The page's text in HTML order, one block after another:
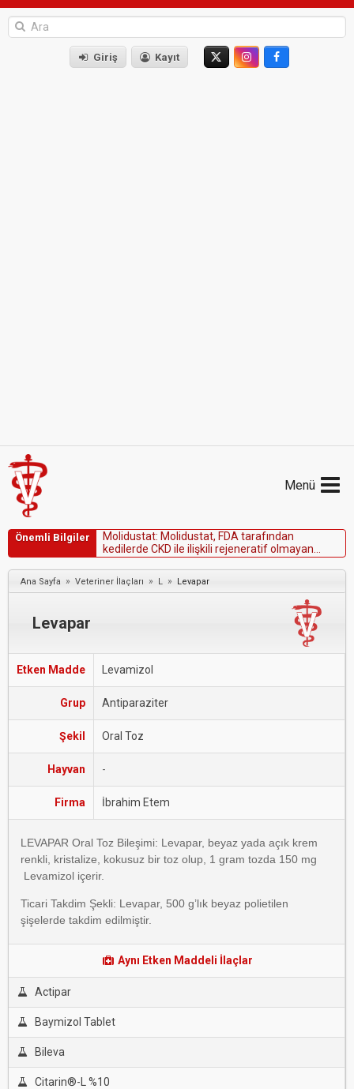
Giriş Kayıt
Menü
Önemli Bilgiler Mo idustat: Mo idustat, FDA tarafından
kedi erde CKD i e i işki i rejeneratifo mayan
anemininkontrolüiçinkoşulluolarak
onaylanmıştır.
Ana Sayfa » Veteriner İlaçları » L » Levapar
Levapar
Etken Madde Levamizol
Grup Antiparaziter
Şekil Oral Toz
Hayvan -
Firma İbrahim Etem
LEVAPAR Oral Toz Bileşimi: Levapar, beyaz yada açık krem
renkli, kristalize, kokusuz bir toz olup, 1 gram tozda 150 mg
Levamizol içerir.
Ticari Takdim Şekli: Levapar, 500 g’lık beyaz polietilen
şişelerde takdim edilmiştir.
Aynı Etken Maddeli İlaçlar
Actipar
Baymizol Tablet
Bileva
Citarin®-L %10